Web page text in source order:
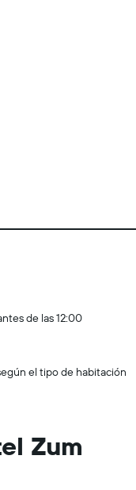
de las 12:00
el tipo de habitación
Zum